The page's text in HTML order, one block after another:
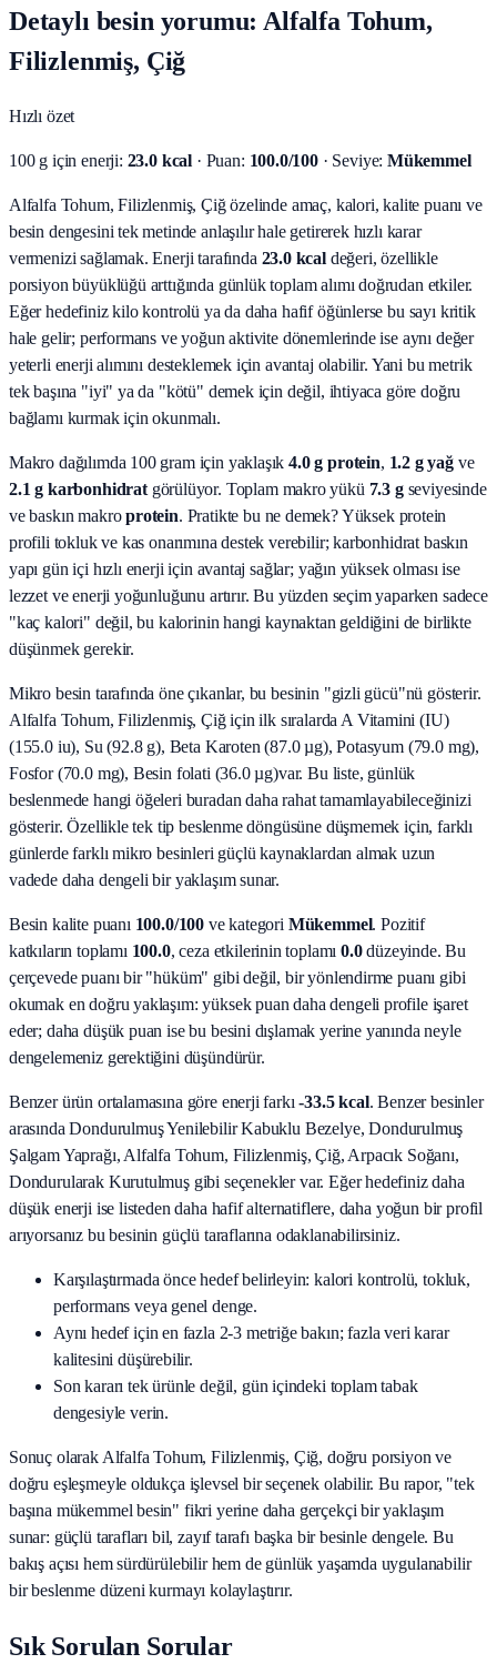
Detaylı besin yorumu: Alfalfa Tohum,
Filizlenmiş, Çiğ
Hızlı özet
100 g için enerji: 23.0 kcal · Puan: 100.0/100· Seviye: Mükemmel
Alfalfa Tohum, Filizlenmiş, Çiğ özelinde amaç, kalori, kalite puanı ve
besin dengesini tek metinde anlaşılır hale getirerek hızlı karar
vermenizi sağlamak. Enerji tarafında 23.0 kcaldeğeri, özellikle
porsiyon büyüklüğü arttığında günlük toplam alımı doğrudan etkiler.
Eğer hedefiniz kilo kontrolü ya da daha hafif öğünlerse bu sayı kritik
hale gelir; performans ve yoğun aktivite dönemlerinde ise aynı değer
yeterli enerji alımını desteklemek için avantaj olabilir. Yani bu metrik
tek başına "iyi" ya da "kötü" demek için değil, ihtiyaca göre doğru
bağlamı kurmak için okunmalı.
Makro dağılımda 100 gram için yaklaşık4.0g protein, 1.2 g yağve
2.1 g karbonhidratgörülüyor. Toplam makro yükü 7.3 gseviyesinde
ve baskın makro protein. Pratikte bu ne demek? Yüksek protein
profili tokluk ve kas onarımına destek verebilir; karbonhidrat baskın
yapı gün içi hızlı enerji için avantaj sağlar; yağın yüksek olması ise
lezzet ve enerji yoğunluğunu artırır. Bu yüzden seçim yaparken sadece
"kaç kalori" değil, bu kalorinin hangi kaynaktan geldiğini de birlikte
düşünmek gerekir.
Mikro besin tarafında öne çıkanlar, bu besinin "gizli gücü"nü gösterir.
Alfalfa Tohum, Filizlenmiş, Çiğiçin ilk sıralarda A Vitamini (IU)
(155.0 iu), Su (92.8 g), Beta Karoten (87.0 µg), Potasyum (79.0 mg),
Fosfor (70.0 mg), Besin folati (36.0 µg)var. Bu liste, günlük
beslenmede hangi öğeleri buradan daha rahat tamamlayabileceğinizi
gösterir. Özellikle tek tip beslenme döngüsüne düşmemek için, farklı
günlerde farklı mikro besinleri güçlü kaynaklardan almak uzun
vadede daha dengeli bir yaklaşım sunar.
Besin kalite puanı 100.0/100 ve kategori Mükemmel. Pozitif
katkıların toplamı 100.0, ceza etkilerinin toplamı 0.0düzeyinde. Bu
çerçevede puanı bir "hüküm" gibi değil, bir yönlendirme puanı gibi
okumak en doğru yaklaşım: yüksek puan daha dengeli profile işaret
eder; daha düşük puan ise bu besini dışlamak yerine yanında neyle
dengelemeniz gerektiğini düşündürür.
Benzer ürün ortalamasına göre enerji farkı -33.5 kcal. Benzer besinler
arasındaDondurulmuş Yenilebilir Kabuklu Bezelye, Dondurulmuş
Şalgam Yaprağı, Alfalfa Tohum, Filizlenmiş, Çiğ, Arpacık Soğanı,
Dondurularak Kurutulmuşgibi seçenekler var. Eğer hedefiniz daha
düşük enerji ise listeden daha hafif alternatiflere, daha yoğun bir profil
arıyorsanız bu besinin güçlü taraflarına odaklanabilirsiniz.
Karşılaştırmada önce hedef belirleyin: kalori kontrolü, tokluk,
performans veya genel denge.
Aynı hedef için en fazla 2-3 metriğe bakın; fazla veri karar
kalitesini düşürebilir.
Son kararı tek ürünle değil, gün içindeki toplam tabak
dengesiyle verin.
Sonuç olarak Alfalfa Tohum, Filizlenmiş, Çiğ, doğru porsiyon ve
doğru eşleşmeyle oldukça işlevsel bir seçenek olabilir. Bu rapor, "tek
başına mükemmel besin" fikri yerine daha gerçekçi bir yaklaşım
sunar: güçlü tarafları bil, zayıf tarafı başka bir besinle dengele. Bu
bakış açısı hem sürdürülebilir hem de günlük yaşamda uygulanabilir
bir beslenme düzeni kurmayı kolaylaştırır.
Sık Sorulan Sorular